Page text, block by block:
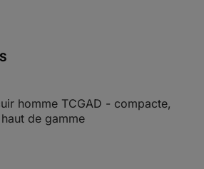
homme TCGAD - compacte,
de gamme